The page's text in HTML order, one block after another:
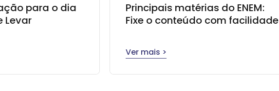
para o dia
Levar
Principais matérias do ENEM:
Fixe o conteúdo com facilidade
Ver mais >